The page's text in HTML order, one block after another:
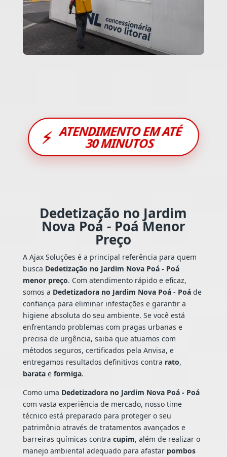
⚡ ATENDIMENTO EM ATÉ
30 MINUTOS
Dedetização no Jardim
Nova Poá - Poá Menor
Preço
A Ajax Soluções é a principal referência para quem
busca Dedetização no Jardim Nova Poá - Poá
menor preço. Com atendimento rápido e eficaz,
somos a Dedetizadora no Jardim Nova Poá - Poáde
confiança para eliminar infestações e garantir a
higiene absoluta do seu ambiente. Se você está
enfrentando problemas com pragas urbanas e
precisa de urgência, saiba que atuamos com
métodos seguros, certificados pela Anvisa, e
entregamos resultados definitivos contra rato,
baratae formiga.
Como uma Dedetizadora no Jardim Nova Poá - Poá
com vasta experiência de mercado, nosso time
técnico está preparado para proteger o seu
patrimônio através de tratamentos avançados e
barreiras químicas contra cupim, além de realizar o
manejo ambiental adequado para afastar pombos